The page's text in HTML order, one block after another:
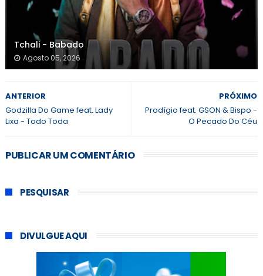
Tchali - Babado
Agosto 05, 2026
PRÓXIMO
Prodígio feat. GSON & Bispo -
O Pecado Do Céu
ANTERIOR
Godzilla Do Game feat. Lady
Lixa - Todo Toda
PUBLICAR UM COMENTÁRIO
PESQUISAR
DIVULGUE AQUI